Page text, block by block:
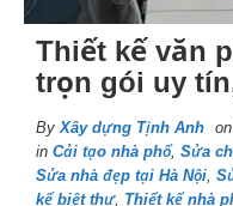
Thiết kế văn
trọn gói uy
ByXây dựng Tịnh Anh on
in Cải tạo nhà phố, Sửa
Sửa nhà đẹp tại Hà Nội,
kế biệt thự, Thiết kế nhà